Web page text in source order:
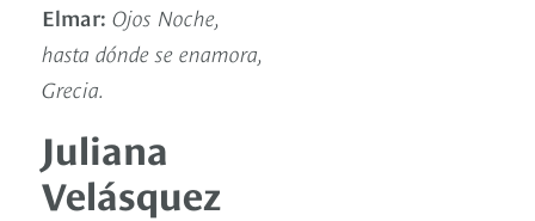
Elmar: Ojos Noche,
hasta dónde se enamora,
Grecia.
Juliana
Velásquez